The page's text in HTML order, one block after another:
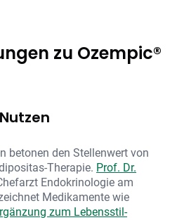
zu Ozempic®
betonen den Stellenwert von
Therapie. Prof. Dr.
Endokrinologie am
Medikamente wie
zum Lebensstil-